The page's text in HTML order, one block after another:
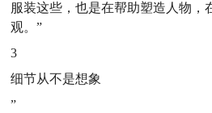
服装这些，也是在帮助塑造人物，
观。”
3
细节从不是想象
”